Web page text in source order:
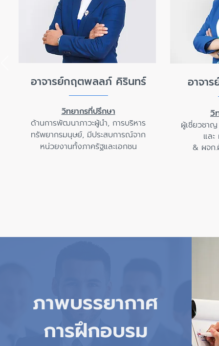
อาจารย์กฤตพลลภ์ คิรินทร์
วิทยากรที่ปรึกษา
ด้านการพัฒนาภาวะผู้นำ, การบริหาร
ทรัพยากรมนุษย์, มีประสบการณ์จาก
หน่วยงานทั้งภาครัฐและเอกชน
อาจา
วิ
ผู้เชี่ยวชา
แล
& ผจก
ภาพบรรยากาศ
การฝึกอบรม